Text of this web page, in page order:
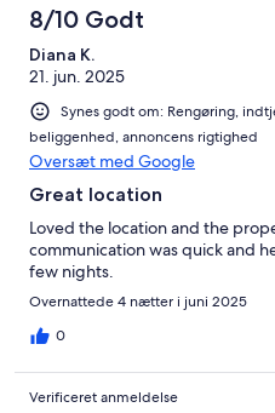
8/10 Godt
Diana K.
21. jun. 2025
Synes godt om: Rengøring,
beliggenhed, annoncens rigtighed
Oversæt med Google
Great location
Loved the location and the
communication was quick and
few nights.
Overnattede 4 nætter i juni 2025
0
Verificeret anmeldelse